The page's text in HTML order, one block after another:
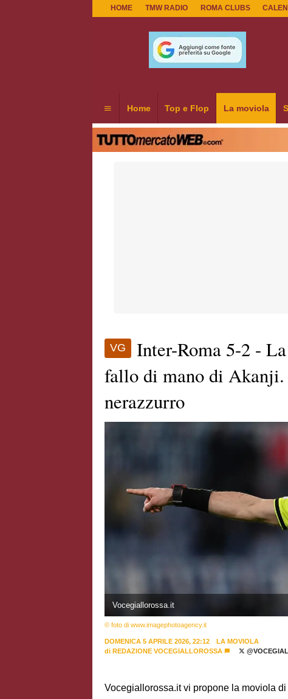
HOME TMW RADIO ROMA CLUBS
Home Top e Flop La moviola
VG
Inter-Roma 5-2 -
fallo di mano di
nerazzurro
Vocegiallorossa.it
© foto di www.imagephotoagency.it
DOMENICA 5 APRILE 2026, 22:12
LA MOVIOLA
di REDAZIONE VOCEGIALLOROSSA
Vocegiallorossa.it vi propone la moviola